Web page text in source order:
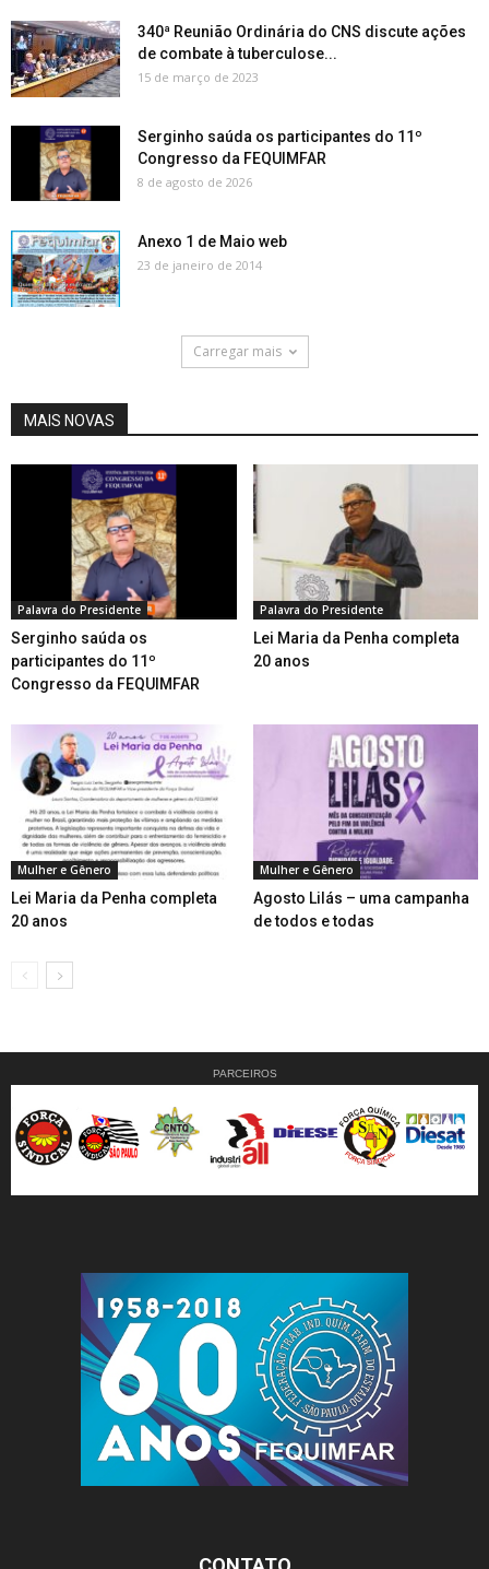
340ª Reunião Ordinária do CNS discute ações
de combate à tuberculose...
15 de março de 2023
Serginho saúda os participantes do 11º
Congresso da FEQUIMFAR
8 de agosto de 2026
Anexo 1 de Maio web
23 de janeiro de 2014
Carregar mais
MAIS NOVAS
Palavra do Presidente
Serginho saúda os
participantes do 11º
Congresso da FEQUIMFAR
Palavra do Presidente
Lei Maria da Penha completa
20 anos
Mulher e Gênero
Lei Maria da Penha completa
20 anos
Mulher e Gênero
Agosto Lilás – uma campanha
de todos e todas
PARCEIROS